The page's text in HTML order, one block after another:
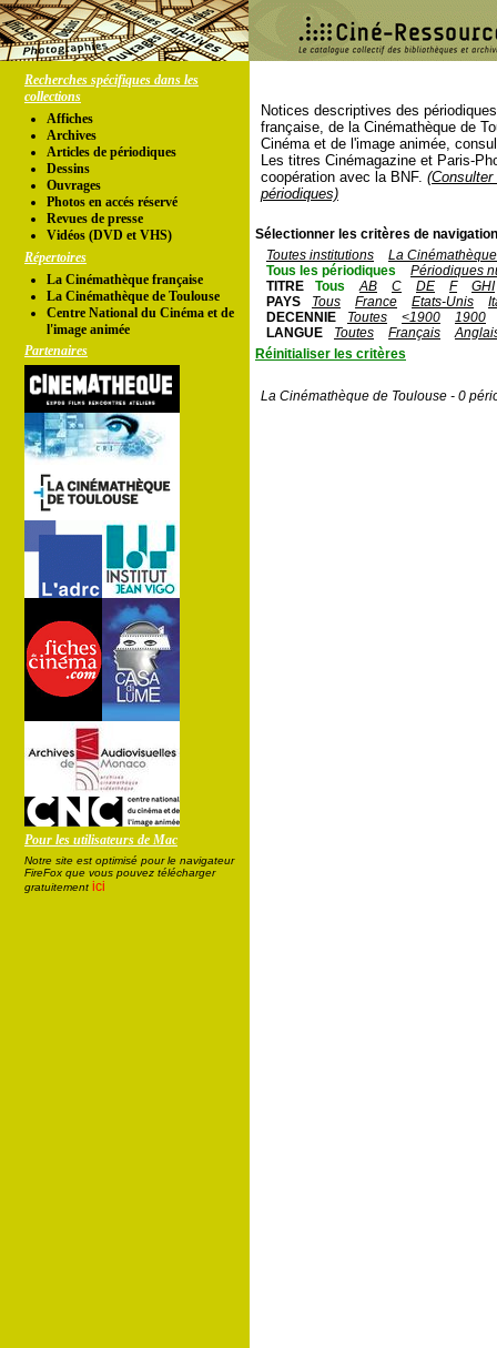
Recherches spécifiques dans les
collections
Affiches
Archives
Articles de périodiques
Dessins
Ouvrages
Photos en accés réservé
Revues de presse
Vidéos (DVD et VHS)
Répertoires
La Cinémathèque française
La Cinémathèque de Toulouse
Centre National du Cinéma et de
l'image animée
Partenaires
Pour les utilisateurs de Mac
Notre site est optimisé pour le navigateur
FireFox que vous pouvez télécharger
gratuitement ici
Notices descriptives des
française, de la Cinémathèque de
Cinéma et de l'image animée,
Les titres Cinémagazine et Paris-
coopération avec la BNF.
périodiques)
Sélectionner les critères de
Toutes institutions
La
Tous les périodiques
Périodiques
TITRE
Tous AB C DE F
GHI
PAYS
Tous France Etats-Unis
DECENNIE
Toutes <1900
1900
LANGUE
Toutes Français
Réinitialiser les critères
La Cinémathèque de Toulouse - 0